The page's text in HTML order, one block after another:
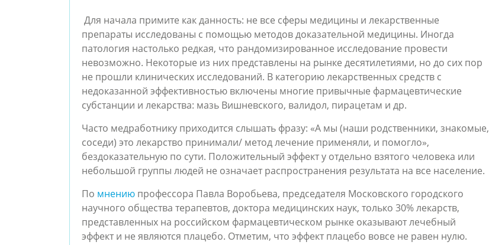
Для начала примите как данность: не все сферы медицины и лекарственные
препараты исследованы с помощью методов доказательной медицины. Иногда
патология настолько редкая, что рандомизированное исследование провести
невозможно. Некоторые из них представлены на рынке десятилетиями, но до сих пор
не прошли клинических исследований. В категорию лекарственных средств с
недоказанной эффективностью включены многие привычные фармацевтические
субстанции и лекарства: мазь Вишневского, валидол, пирацетам и др.
Часто медработнику приходится слышать фразу: «А мы (наши родственники, знакомые,
соседи) это лекарство принимали/ метод лечение применяли, и помогло»,
бездоказательную по сути. Положительный эффект у отдельно взятого человека или
небольшой группы людей не означает распространения результата на все население.
По мнению профессора Павла Воробьева, председателя Московского городского
научного общества терапевтов, доктора медицинских наук, только 30% лекарств,
представленных на российском фармацевтическом рынке оказывают лечебный
эффект и не являются плацебо. Отметим, что эффект плацебо вовсе не равен нулю.